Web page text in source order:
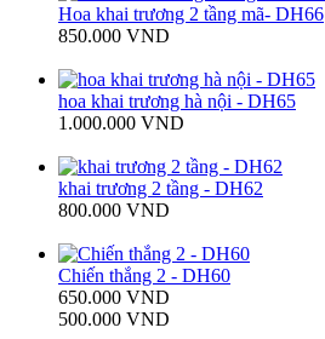
Hoa khai trương 2 tầng mã- DH66
850.000 VND
hoa khai trương hà nội - DH65
1.000.000 VND
khai trương 2 tầng - DH62
800.000 VND
Chiến thắng 2 - DH60
650.000 VND
500.000 VND